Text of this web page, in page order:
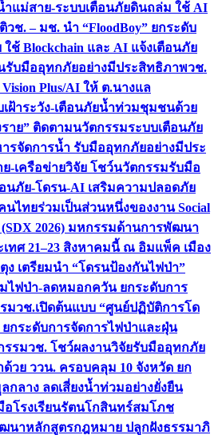
ำแม่สาย-ระบบเตือนภัยดินถล่ม ใช้ AI
วช. – มช. นำ “FloodBoy” ยกระดับ
ใช้ Blockchain และ AI แจ้งเตือนภัย
รับมืออุทกภัยอย่างมีประสิทธิภาพวช.
Plus/AI ให้ ต.นางแล
เฝ้าระวัง-เตือนภัยน้ำท่วมชุมชนด้วย
าย” ติดตามนวัตกรรมระบบเตือนภัย
รจัดการน้ำ รับมืออุทกภัยอย่างมีประ
ย-เครือข่ายวิจัย โชว์นวัตกรรมรับมือ
นภัย-โดรน-AI เสริมความปลอดภัย
ไทยร่วมเป็นส่วนหนึ่งของงาน Social
(SDX 2026) มหกรรมด้านการพัฒนา
ทศ 21–23 สิงหาคมนี้ ณ อิมแพ็ค เมือง
ง เตรียมนำ “โดรนป้องกันไฟป่า”
ไฟป่า-ลดหมอกควัน ยกระดับการ
มวช.เปิดต้นแบบ “ศูนย์ปฏิบัติการโด
กระดับการจัดการไฟป่าและฝุ่น
รรมวช. โชว์ผลงานวิจัยรับมืออุทกภัย
วย ววน. ครอบคลุม 10 จังหวัด ยก
กลาง ลดเสี่ยงน้ำท่วมอย่างยั่งยืน
โรงเรียนรัตนโกสินทร์สมโภช
นาหลักสูตรกฎหมาย ปลูกฝังธรรมาภิ